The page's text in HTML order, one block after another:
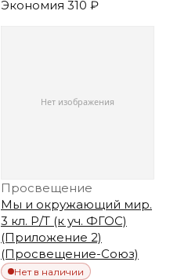
Экономия 310 ₽
Просвещение
Мы и окружающий мир.
3 кл. Р/Т (к уч. ФГОС)
(Приложение 2)
(Просвещение-Союз)
Нет в наличии